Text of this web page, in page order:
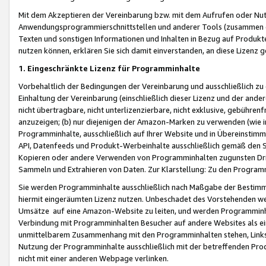
Mit dem Akzeptieren der Vereinbarung bzw. mit dem Aufrufen oder
Anwendungsprogrammierschnittstellen und anderer Tools (zusammen
Texten und sonstigen Informationen und Inhalten in Bezug auf
nutzen können, erklären Sie sich damit einverstanden, an diese Lizenz
1. Eingeschränkte Lizenz für Programminhalte
Vorbehaltlich der Bedingungen der Vereinbarung und ausschließlich
Einhaltung der Vereinbarung (einschließlich dieser Lizenz und der
nicht übertragbare, nicht unterlizenzierbare, nicht exklusive,
anzuzeigen; (b) nur diejenigen der Amazon-Marken zu verwenden
Programminhalte, ausschließlich auf Ihrer Website und in
API, Datenfeeds und Produkt-Werbeinhalte ausschließlich gemäß
Kopieren oder andere Verwenden von Programminhalten zugunsten
Sammeln und Extrahieren von Daten. Zur Klarstellung: Zu den
Sie werden Programminhalte ausschließlich nach Maßgabe der
hiermit eingeräumten Lizenz nutzen. Unbeschadet des Vorstehenden
Umsätze auf eine Amazon-Website zu leiten, und werden
Verbindung mit Programminhalten Besucher auf andere Websites als
unmittelbarem Zusammenhang mit den Programminhalten stehen,
Nutzung der Programminhalte ausschließlich mit der betreffenden
nicht mit einer anderen Webpage verlinken.